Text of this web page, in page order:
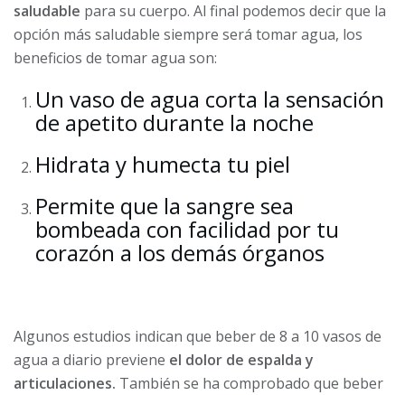
saludable para su cuerpo. Al final podemos decir que la
opción más saludable siempre será tomar agua, los
beneficios de tomar agua son:
Un vaso de agua corta la sensación
de apetito durante la noche
Hidrata y humecta tu piel
Permite que la sangre sea
bombeada con facilidad por tu
corazón a los demás órganos
Algunos estudios indican que beber de 8 a 10 vasos de
agua a diario previene el dolor de espalda y
articulaciones. También se ha comprobado que beber